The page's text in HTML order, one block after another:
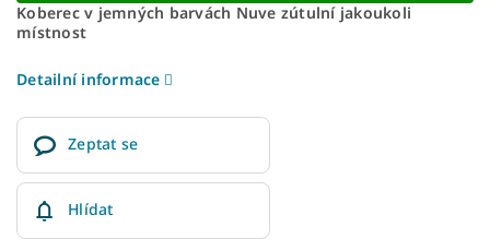
Koberec v jemných barvách Nuve zútulní jakoukoli
místnost
Detailní informace
Zeptat se
Hlídat